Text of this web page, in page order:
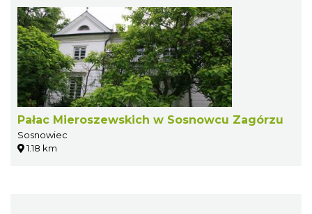
Pałac Mieroszewskich w Sosnowcu Zagórzu
Sosnowiec
1.18 km